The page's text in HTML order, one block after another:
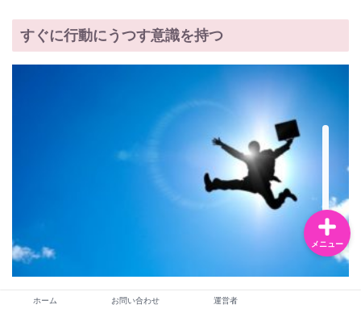
すぐに行動にうつす意識を持つ
面倒くさがりな人は基本的に行動に移すのが苦手で
ホーム お問い合わせ 運営者
メニュー
お問い合わせ
運営者
恋愛・夫婦
ライフスタイル